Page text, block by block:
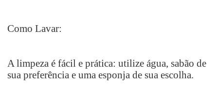
Como Lavar:
A limpeza é fácil e prática: utilize água, sabão de
sua preferência e uma esponja de sua escolha.